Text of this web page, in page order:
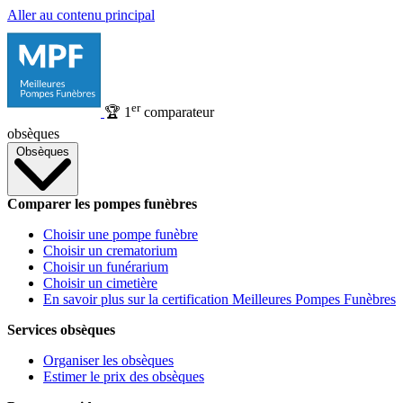
Aller au contenu principal
🏆 1 ercomparateur
obsèques
Obsèques
Comparer les pompes funèbres
Choisir une pompe funèbre
Choisir un crematorium
Choisir un funérarium
Choisir un cimetière
En savoir plus sur la certification Meilleures Pompes Funèbres
Services obsèques
Organiser les obsèques
Estimer le prix des obsèques